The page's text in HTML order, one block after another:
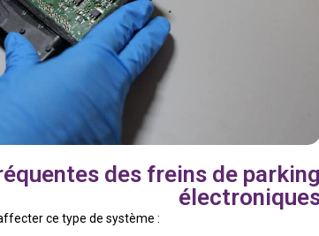
des freins de parking
ce type de système :